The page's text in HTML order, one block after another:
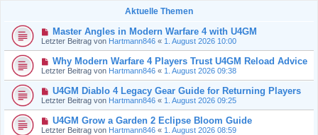
Aktuelle Themen
Master Angles in Modern Warfare 4 with U4GM
Letzter Beitrag von Hartmann846 « 1. August 2026 10:00
Why Modern Warfare 4 Players Trust U4GM Reload Advice
Letzter Beitrag von Hartmann846 « 1. August 2026 09:38
U4GM Diablo 4 Legacy Gear Guide for Returning Players
Letzter Beitrag von Hartmann846 « 1. August 2026 09:25
U4GM Grow a Garden 2 Eclipse Bloom Guide
Letzter Beitrag von Hartmann846 « 1. August 2026 08:59